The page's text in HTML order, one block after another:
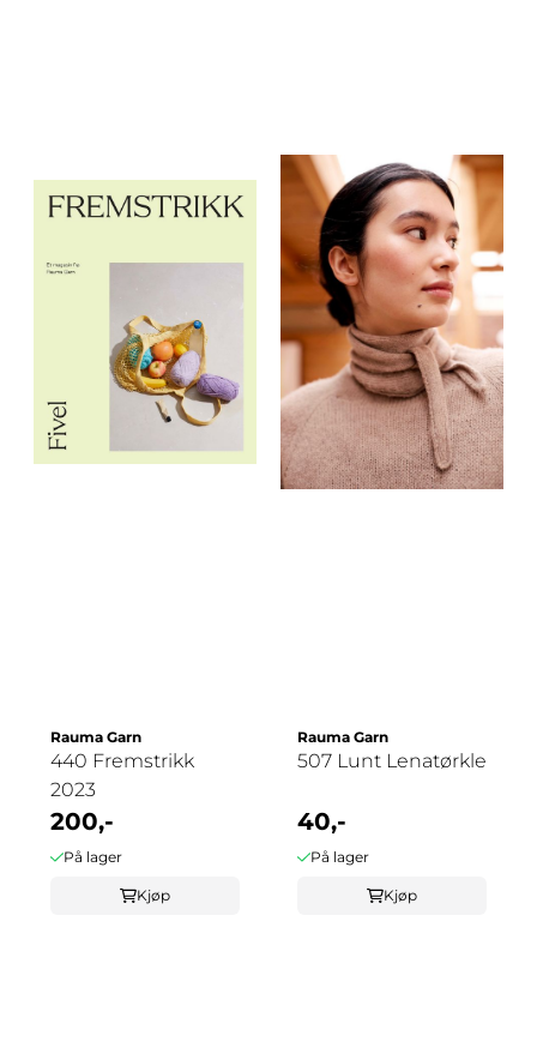
Rauma Garn
440 Fremstrikk
2023
200,-
På lager
Kjøp
Rauma Garn
507 Lunt Lenatørkle
40,-
På lager
Kjøp